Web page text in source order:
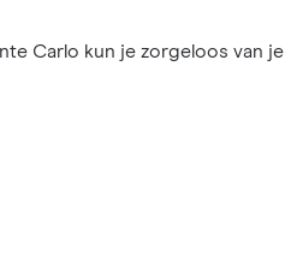
Carlo kun je zorgeloos van